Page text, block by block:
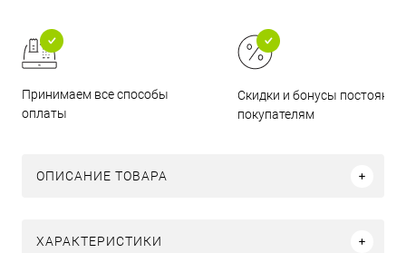
Принимаем все способы
оплаты
Скидки и бонусы
покупателям
ОПИСАНИЕ ТОВАРА
ХАРАКТЕРИСТИКИ